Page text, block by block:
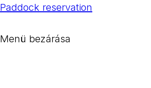
Paddock reservation
Menü bezárása